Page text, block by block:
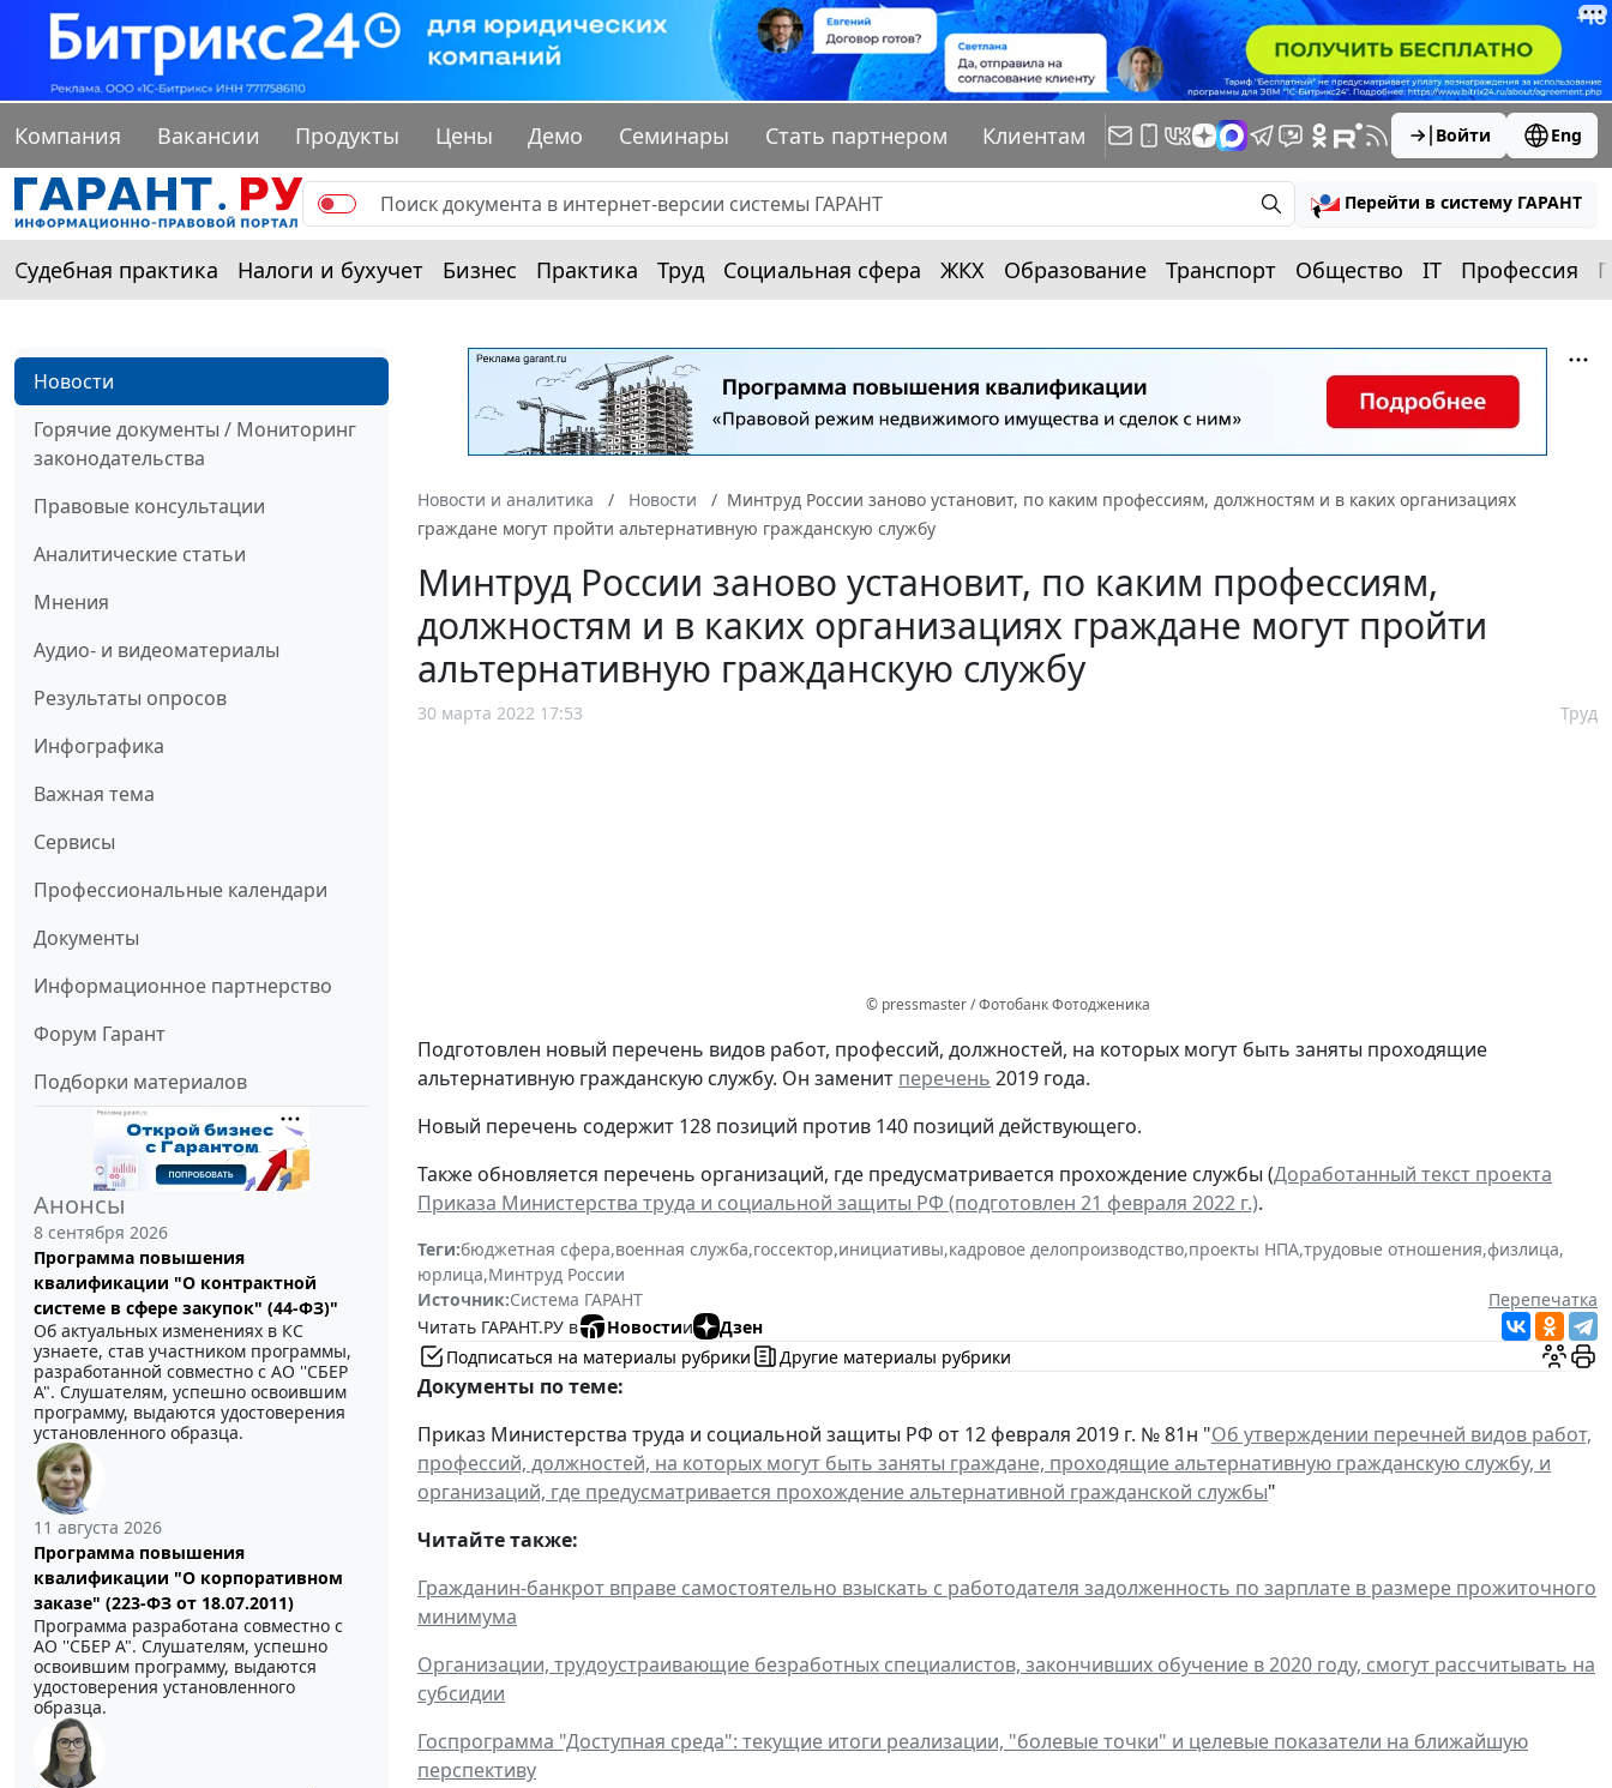
Компания Вакансии Продукты Цены Демо Семинары Стать партнером Клиентам Войти Eng
Перейти в систему ГАРАНТ
Судебная практика Налоги и бухучет Бизнес Практика Труд Социальная сфера ЖКХ Образование Транспорт Общество IT Профессия
Новости
Горячие документы / Мониторинг
законодательства
Правовые консультации
Аналитические статьи
Мнения
Аудио- и видеоматериалы
Результаты опросов
Инфографика
Важная тема
Сервисы
Профессиональные календари
Документы
Информационное партнерство
Форум Гарант
Подборки материалов
Анонсы
8 сентября 2026
Программа повышения
квалификации "О контрактной
системе в сфере закупок" (44-ФЗ)"
Об актуальных изменениях в КС
узнаете, став участником программы,
разработанной совместно с АО ''СБЕР
А". Слушателям, успешно освоившим
программу, выдаются удостоверения
установленного образца.
11 августа 2026
Программа повышения
квалификации "О корпоративном
заказе" (223-ФЗ от 18.07.2011)
Программа разработана совместно с
АО ''СБЕР А". Слушателям, успешно
освоившим программу, выдаются
удостоверения установленного
образца.
Новости и аналитика Новости
Минтруд России заново установит, по каким профессиям, должностям и в каких организациях
граждане могут пройти альтернативную гражданскую службу
Минтруд России заново установит, по каким профессиям,
должностям и в каких организациях граждане могут пройти
альтернативную гражданскую службу
30 марта 2022 17:53 Труд
© pressmaster / Фотобанк Фотодженика
Подготовлен новый перечень видов работ, профессий, должностей, на которых могут быть заняты проходящие
альтернативную гражданскую службу. Он заменит перечень 2019 года.
Новый перечень содержит 128 позиций против 140 позиций действующего.
Также обновляется перечень организаций, где предусматривается прохождение службы (Доработанный текст проекта
Приказа Министерства труда и социальной защиты РФ (подготовлен 21 февраля 2022 г.).
Теги:бюджетная сфера,военная служба,госсектор,инициативы,кадровое делопроизводство,проекты НПА,трудовые отношения,физлица,
юрлица,Минтруд России
Источник:Система ГАРАНТ
Перепечатка
Читать ГАРАНТ.РУ в
Новостии
Дзен
Подписаться на материалы рубрики
Другие материалы рубрики
Документы по теме:
Приказ Министерства труда и социальной защиты РФ от 12 февраля 2019 г. № 81н "Об утверждении перечней видов работ,
профессий, должностей, на которых могут быть заняты граждане, проходящие альтернативную гражданскую службу, и
организаций, где предусматривается прохождение альтернативной гражданской службы"
Читайте также:
Гражданин-банкрот вправе самостоятельно взыскать с работодателя задолженность по зарплате в размере прожиточного
минимума
Организации, трудоустраивающие безработных специалистов, закончивших обучение в 2020 году, смогут рассчитывать на
субсидии
Госпрограмма "Доступная среда": текущие итоги реализации, "болевые точки" и целевые показатели на ближайшую
перспективу